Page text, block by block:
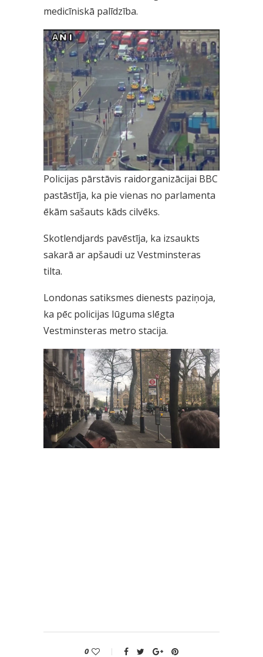
medicīniskā palīdzība.
Policijas pārstāvis raidorganizācijai BBC
pastāstīja, ka pie vienas no parlamenta
ēkām sašauts kāds cilvēks.
Skotlendjards pavēstīja, ka izsaukts
sakarā ar apšaudi uz Vestminsteras
tilta.
Londonas satiksmes dienests paziņoja,
ka pēc policijas lūguma slēgta
Vestminsteras metro stacija.
0